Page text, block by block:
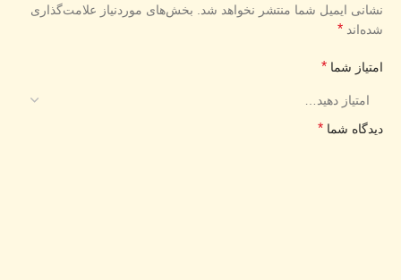
نشانی ایمیل شما منتشر نخواهد شد.
بخش‌های موردنیاز علامت‌گذاری
شده‌اند *
امتیاز شما *
دیدگاه شما *